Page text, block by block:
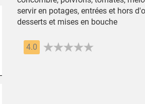
servir en potages, entrées et hors
desserts et mises en bouche
4.0